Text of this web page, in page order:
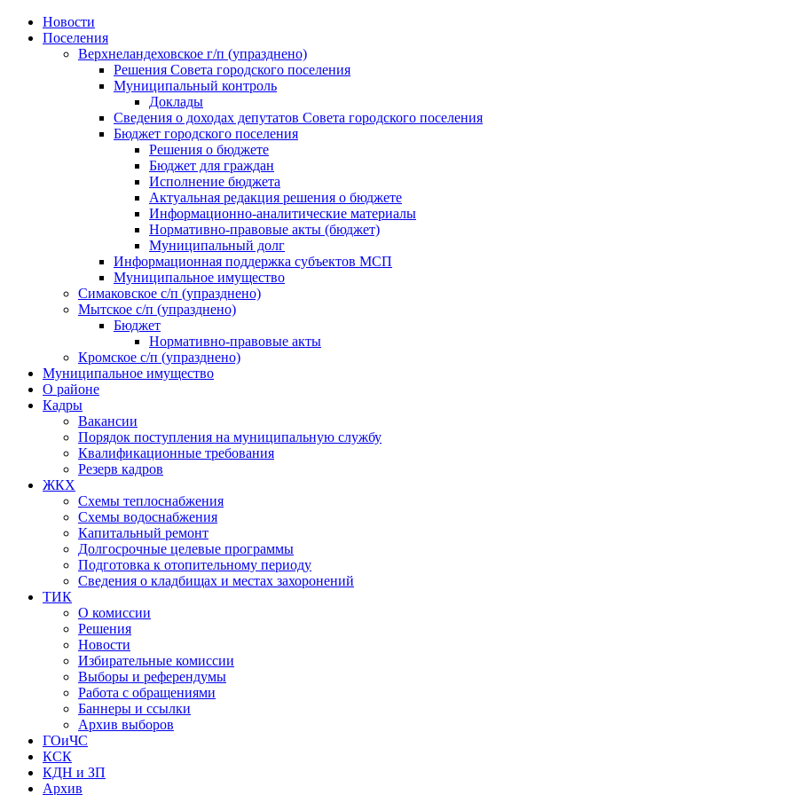
Skip
Новости
Поселения
Верхнеландеховское г/п (упразднено)
Решения Совета городского поселения
Муниципальный контроль
Доклады
Сведения о доходах депутатов Совета городского поселения
Бюджет городского поселения
Решения о бюджете
Бюджет для граждан
Исполнение бюджета
Актуальная редакция решения о бюджете
Информационно-аналитические материалы
Нормативно-правовые акты (бюджет)
Муниципальный долг
Информационная поддержка субъектов МСП
Муниципальное имущество
Симаковское с/п (упразднено)
Мытское с/п (упразднено)
Бюджет
Нормативно-правовые акты
Кромское с/п (упразднено)
Муниципальное имущество
О районе
Кадры
Вакансии
Порядок поступления на муниципальную службу
Квалификационные требования
Резерв кадров
ЖКХ
Схемы теплоснабжения
Схемы водоснабжения
Капитальный ремонт
Долгосрочные целевые программы
Подготовка к отопительному периоду
Сведения о кладбищах и местах захоронений
ТИК
О комиссии
Решения
Новости
Избирательные комиссии
Выборы и референдумы
Работа с обращениями
Баннеры и ссылки
Архив выборов
ГОиЧС
КСК
КДН и ЗП
Архив